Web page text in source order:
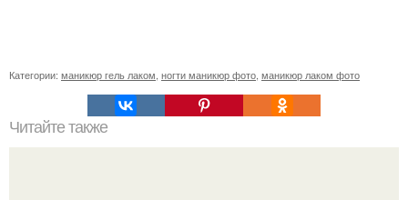
Категории: маникюр гель лаком ногти маникюр фото маникюр лаком фото
Читайте также